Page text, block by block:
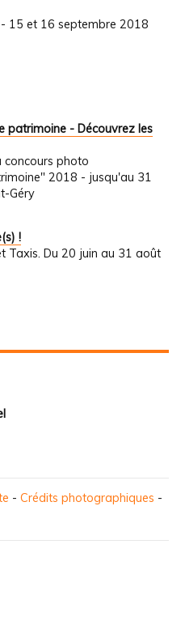
- 15 et 16 septembre 2018
patrimoine - Découvrez les
concours photo
2018 - jusqu'au 31
Géry
!
Taxis. Du 20 juin au 31 août
- Crédits photographiques -